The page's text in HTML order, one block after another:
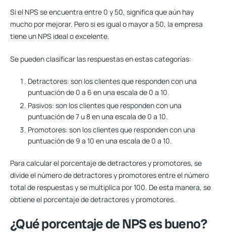
Si el NPS se encuentra entre 0 y 50, significa que aún hay
mucho por mejorar. Pero si es igual o mayor a 50, la empresa
tiene un NPS ideal o excelente.
Se pueden clasificar las respuestas en estas categorías:
Detractores: son los clientes que responden con una
puntuación de 0 a 6 en una escala de 0 a 10.
Pasivos: son los clientes que responden con una
puntuación de 7 u 8 en una escala de 0 a 10.
Promotores: son los clientes que responden con una
puntuación de 9 a 10 en una escala de 0 a 10.
Para calcular el porcentaje de detractores y promotores, se
divide el número de detractores y promotores entre el número
total de respuestas y se multiplica por 100. De esta manera, se
obtiene el porcentaje de detractores y promotores.
¿Qué porcentaje de NPS es bueno?